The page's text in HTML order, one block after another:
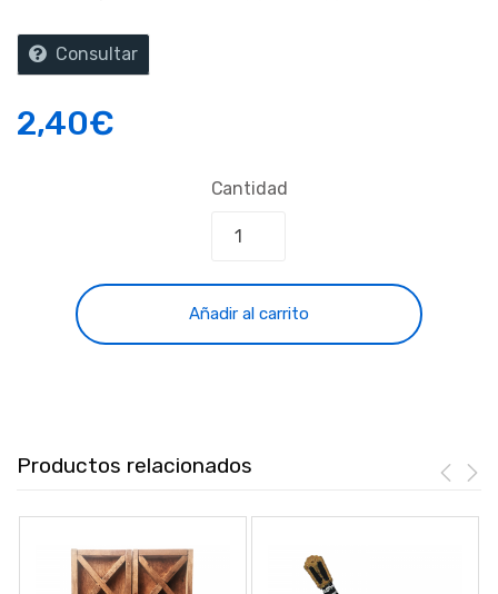
Consultar
2,40€
Cantidad
Añadir al carrito
Productos relacionados